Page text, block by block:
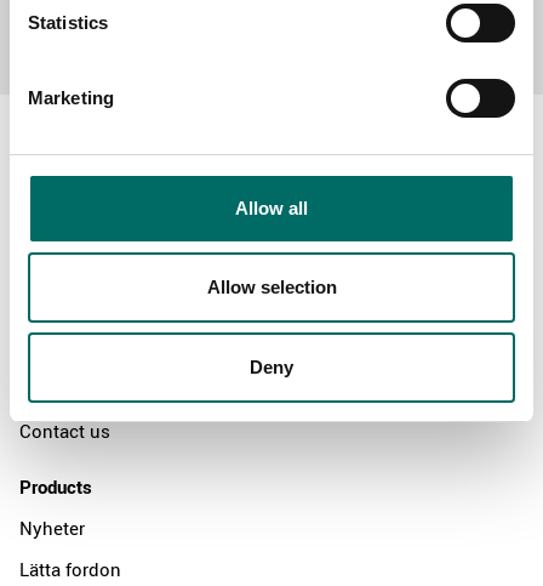
Statistics
Marketing
Allow all
Allow selection
Deny
Send message
Contact us
Products
Nyheter
Lätta fordon